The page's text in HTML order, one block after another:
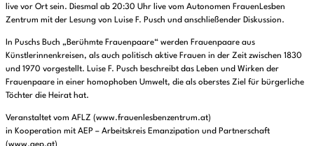
live vor Ort sein. Diesmal ab 20:30 Uhr live vom Autonomen FrauenLesben
Zentrum mit der Lesung von Luise F. Pusch und anschließender Diskussion.
In Puschs Buch „Berühmte Frauenpaare“ werden Frauenpaare aus
Künstlerinnenkreisen, als auch politisch aktive Frauen in der Zeit zwischen 1830
und 1970 vorgestellt. Luise F. Pusch beschreibt das Leben und Wirken der
Frauenpaare in einer homophoben Umwelt, die als oberstes Ziel für bürgerliche
Töchter die Heirat hat.
Veranstaltet vom AFLZ (www.frauenlesbenzentrum.at)
in Kooperation mit AEP – Arbeitskreis Emanzipation und Partnerschaft